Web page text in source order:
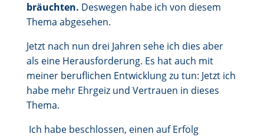
bräuchten. Deswegen habe ich von diesem
Thema abgesehen.
Jetzt nach nun drei Jahren sehe ich dies aber
als eine Herausforderung. Es hat auch mit
meiner beruflichen Entwicklung zu tun: Jetzt ich
habe mehr Ehrgeiz und Vertrauen in dieses
Thema.
Ich habe beschlossen, einen auf Erfolg